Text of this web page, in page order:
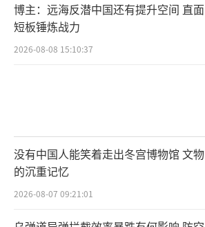
博主：远海反潜中国还有提升空间 直面
短板锤炼战力
2026-08-08 15:10:37
没有中国人能笑着走出冬宫博物馆 文物
的沉重记忆
2026-08-07 09:21:01